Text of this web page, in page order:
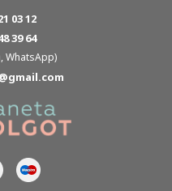
03 12
39 64
WhatsApp)